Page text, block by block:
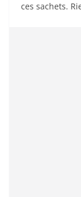
ces sachets.